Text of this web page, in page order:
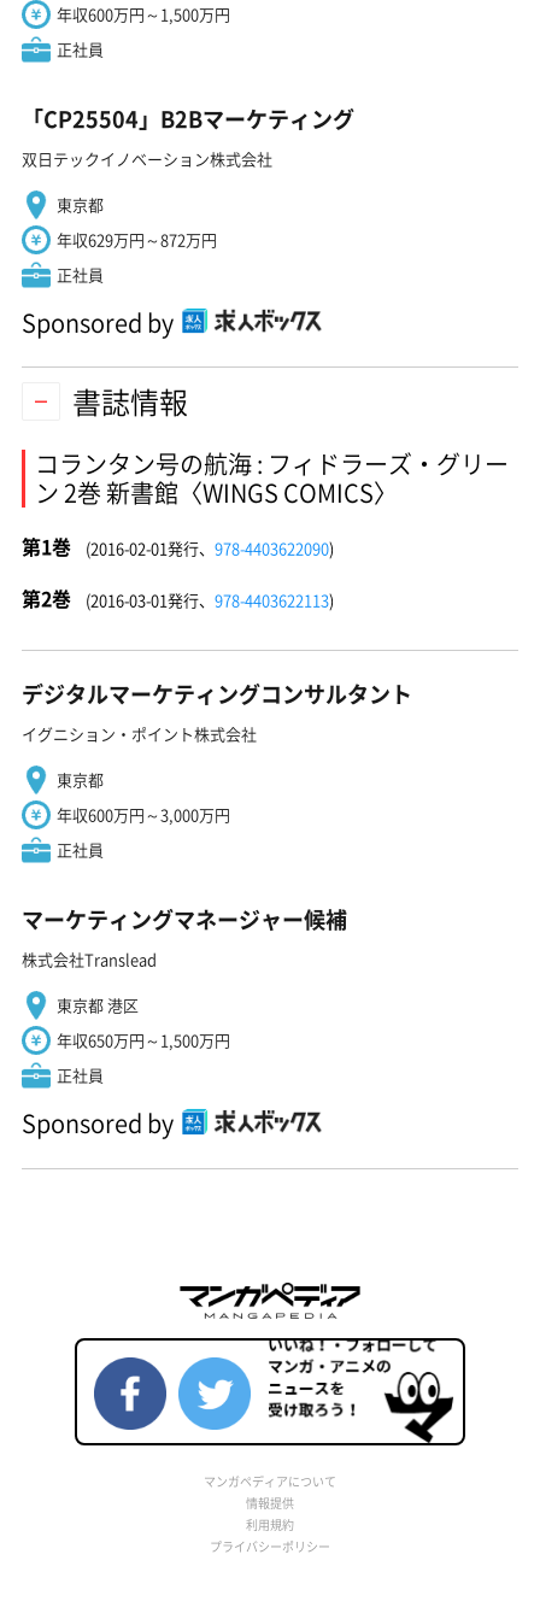
年収600万円～1,500万円
正社員
「CP25504」B2Bマーケティング
双日テックイノベーション株式会社
東京都
年収629万円～872万円
正社員
Sponsored by
書誌情報
コランタン号の航海 : フィドラーズ・グリー
ン 2巻 新書館〈WINGS COMICS〉
第1巻 (2016-02-01発行、 978-4403622090)
第2巻 (2016-03-01発行、 978-4403622113)
デジタルマーケティングコンサルタント
イグニション・ポイント株式会社
東京都
年収600万円～3,000万円
正社員
マーケティングマネージャー候補
株式会社Translead
東京都 港区
年収650万円～1,500万円
正社員
Sponsored by
マンガペディアについて
情報提供
利用規約
プライバシーポリシー